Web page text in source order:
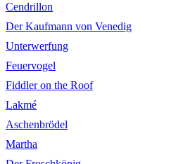
Cendrillon
Der Kaufmann von Venedig
Unterwerfung
Feuervogel
Fiddler on the Roof
Lakmé
Aschenbrödel
Martha